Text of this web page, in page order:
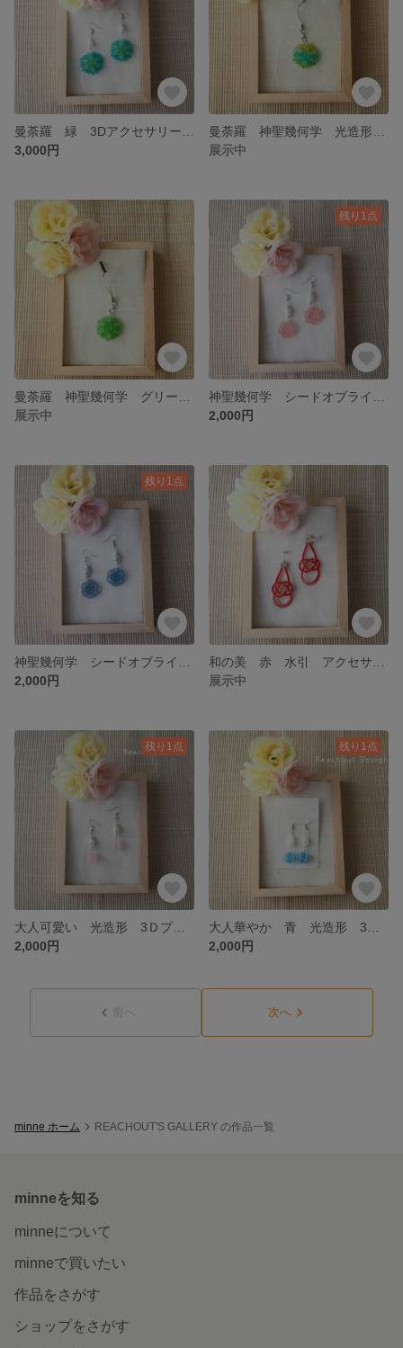
3,000円
展示中
展示中
残り1点
2,000円
残り1点
2,000円
展示中
残り1点
大人可愛い 光造形 3Ｄプリンター イヤリング ピアス 3Dアクセサリー 3d アート アレルギー対応
2,000円
残り1点
2,000円
前へ 次へ
minne ホーム REACHOUT'S GALLERY の作品一覧
minneを知る
minneについて
minneで買いたい
作品をさがす
ショップをさがす